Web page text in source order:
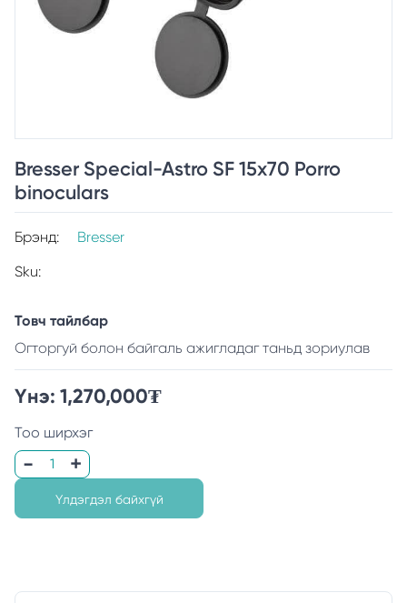
Bresser Special-Astro SF 15x70 Porro
binoculars
Брэнд:
Bresser
Sku:
Товч тайлбар
Огторгуй болон байгаль ажигладаг таньд зориулав
Үнэ: 1,270,000₮
Тоо ширхэг
Үлдэгдэл байхгүй